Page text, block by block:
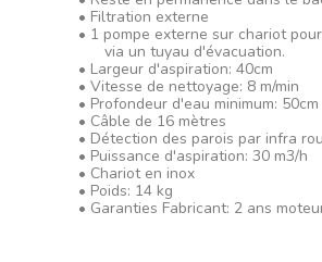
• Filtration externe
• 1 pompe externe sur chariot
via un tuyau d'évacuation.
• Largeur d'aspiration: 40cm
• Vitesse de nettoyage: 8 m/min
• Profondeur d'eau minimum: 50cm
• Câble de 16 mètres
• Détection des parois par infra
• Puissance d'aspiration: 30 m3/h
• Chariot en inox
• Poids: 14 kg
• Garanties Fabricant: 2 ans